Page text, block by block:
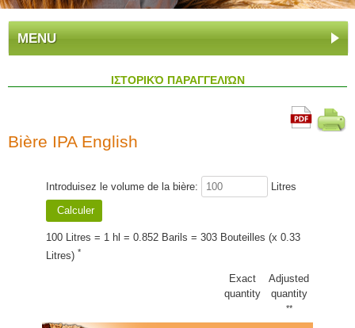
MENU
ΙΣΤΟΡΙΚΌ ΠΑΡΑΓΓΕΛΙΏΝ
Bière IPA English
Introduisez le volume de la bière: Litres
100 Litres = 1 hl = 0.852 Barils = 303 Bouteilles (x 0.33
Litres) *
Exact
quantity
Adjusted
quantity
**